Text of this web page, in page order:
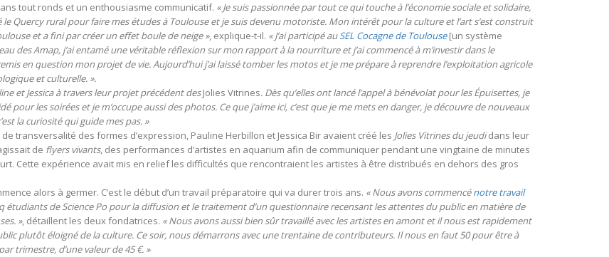
tout ronds et un enthousiasme communicatif. « Je suis passionnée par tout ce qui touche à l’économie sociale et solidaire,
le Quercy rural pour faire mes études à Toulouse et je suis devenu motoriste. Mon intérêt pour la culture et l’art s’est construit
et a fini par créer un effet boule de neige », explique-t-il. « J’ai participé auSEL Cocagne de Toulouse[un système
des Amap, j’ai entamé une véritable réflexion sur mon rapport à la nourriture et j’ai commencé à m’investir dans le
en question mon projet de vie. Aujourd’hui j’ai laissé tomber les motos et je me prépare à reprendre l’exploitation agricole
et culturelle. ».
et Jessica à travers leur projet précédent desJolies Vitrines. Dès qu’elles ont lancé l’appel à bénévolat pour les Épuisettes, je
pour les soirées et je m’occupe aussi des photos. Ce que j’aime ici, c’est que je me mets en danger, je découvre de nouveaux
la curiosité qui guide mes pas. »
transversalité des formes d’expression, Pauline Herbillon et Jessica Bir avaient créé les Jolies Vitrines du jeudidans leur
de flyers vivants, des performances d’artistes en aquarium afin de communiquer pendant une vingtaine de minutes
Cette expérience avait mis en relief les difficultés que rencontraient les artistes à être distribués en dehors des gros
alors à germer. C’est le début d’un travail préparatoire qui va durer trois ans. « Nous avons commencénotre travail
étudiants de Science Po pour la diffusion et le traitement d’un questionnaire recensant les attentes du public en matière de
», détaillent les deux fondatrices. « Nous avons aussi bien sûr travaillé avec les artistes en amont et il nous est rapidement
plutôt éloigné de la culture. Ce soir, nous démarrons avec une trentaine de contributeurs. Il nous en faut 50 pour être à
trimestre, d’une valeur de 45 €. »